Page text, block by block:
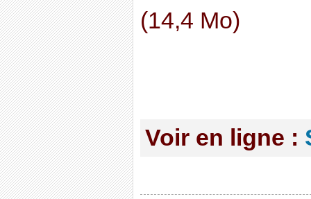
(14,4 Mo)
Voir en ligne :